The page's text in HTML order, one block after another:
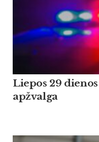
Liepos 29
apžvalga